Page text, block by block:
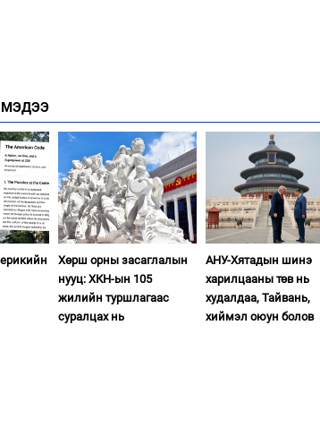
МЭДЭЭ
Хөрш орны засаглалын
нууц: ХКН-ын 105
жилийн туршлагаас
суралцах нь
АНУ-Хятадын шинэ
харилцааны төв нь
худалдаа, Тайвань,
хиймэл оюун болов